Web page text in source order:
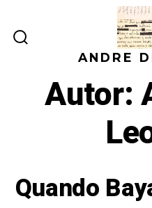
direto
PESQUISAANDRE
Autor:
Quando